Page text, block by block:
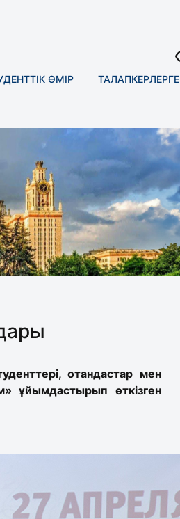
ӨМІР ТАЛАПКЕРЛЕРГЕ
отандастар мен
ұйымдастырып өткізген